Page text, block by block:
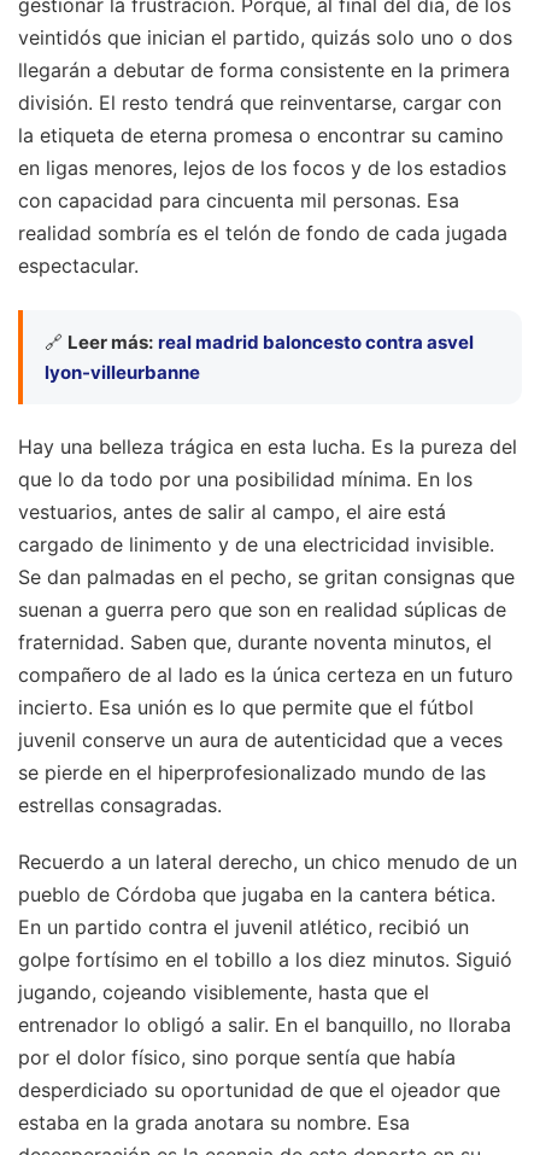
gestionar la frustración. Porque, al final del día, de los
veintidós que inician el partido, quizás solo uno o dos
llegarán a debutar de forma consistente en la primera
división. El resto tendrá que reinventarse, cargar con
la etiqueta de eterna promesa o encontrar su camino
en ligas menores, lejos de los focos y de los estadios
con capacidad para cincuenta mil personas. Esa
realidad sombría es el telón de fondo de cada jugada
espectacular.
🔗 Leer más: real madrid baloncesto contra asvel
lyon-villeurbanne
Hay una belleza trágica en esta lucha. Es la pureza del
que lo da todo por una posibilidad mínima. En los
vestuarios, antes de salir al campo, el aire está
cargado de linimento y de una electricidad invisible.
Se dan palmadas en el pecho, se gritan consignas que
suenan a guerra pero que son en realidad súplicas de
fraternidad. Saben que, durante noventa minutos, el
compañero de al lado es la única certeza en un futuro
incierto. Esa unión es lo que permite que el fútbol
juvenil conserve un aura de autenticidad que a veces
se pierde en el hiperprofesionalizado mundo de las
estrellas consagradas.
Recuerdo a un lateral derecho, un chico menudo de un
pueblo de Córdoba que jugaba en la cantera bética.
En un partido contra el juvenil atlético, recibió un
golpe fortísimo en el tobillo a los diez minutos. Siguió
jugando, cojeando visiblemente, hasta que el
entrenador lo obligó a salir. En el banquillo, no lloraba
por el dolor físico, sino porque sentía que había
desperdiciado su oportunidad de que el ojeador que
estaba en la grada anotara su nombre. Esa